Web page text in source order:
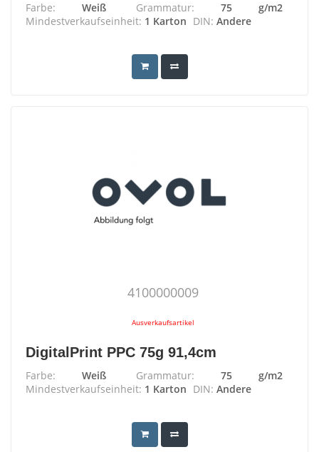
Farbe: Weiß Grammatur: 75 g/m2
Mindestverkaufseinheit: 1 Karton DIN: Andere
4100000009
Ausverkaufsartikel
DigitalPrint PPC 75g 91,4cm
Farbe: Weiß Grammatur: 75 g/m2
Mindestverkaufseinheit: 1 Karton DIN: Andere